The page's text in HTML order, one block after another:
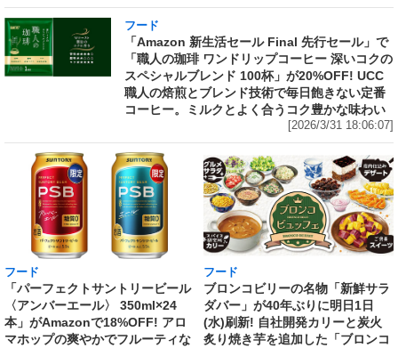
フード
「Amazon 新生活セール Final 先行セール」で
「職人の珈琲 ワンドリップコーヒー 深いコクの
スペシャルブレンド 100杯」が20%OFF! UCC
職人の焙煎とブレンド技術で毎日飽きない定番
コーヒー。ミルクとよく合うコク豊かな味わい
[2026/3/31 18:06:07]
フード
「パーフェクトサントリービール
〈アンバーエール〉 350ml×24
本」がAmazonで18%OFF! アロ
マホップの爽やかでフルーティな
フード
ブロンコビリーの名物「新鮮サラ
ダバー」が40年ぶりに明日1日
(水)刷新! 自社開発カリーと炭火
炙り焼き芋を追加した「ブロンコ